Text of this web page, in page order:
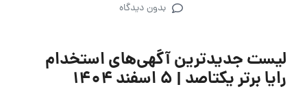
بدون دیدگاه
لیست جدیدترین آگهی‌های استخدام
رایا برتر یکتاصد | ۵ اسفند ۱۴۰۴